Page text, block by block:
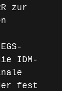
zur
IDM-
fest